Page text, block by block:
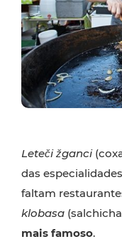
Leteči žganci
das
faltam
klobasa
mais famoso.